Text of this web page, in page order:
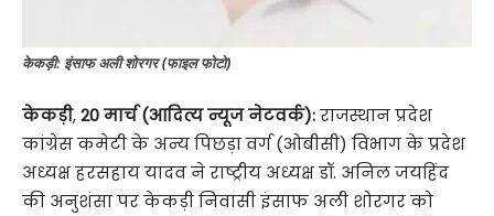
केकड़ी: इंसाफ अली शोरगर (फाइल फोटो)
केकड़ी,20 मार्च (आदित्य न्यूज नेटवर्क):राजस्थान प्रदेश
कांग्रेस कमेटी के अन्य पिछड़ा वर्ग (ओबीसी) विभाग के प्रदेश
अध्यक्ष हरसहाय यादव ने राष्ट्रीय अध्यक्ष डॉ. अनिल जयहिंद
की अनुशंसा पर केकड़ी निवासी इंसाफ अली शोरगर को